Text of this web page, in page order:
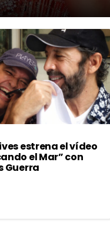
estrena el vídeo
el Mar” con
Guerra